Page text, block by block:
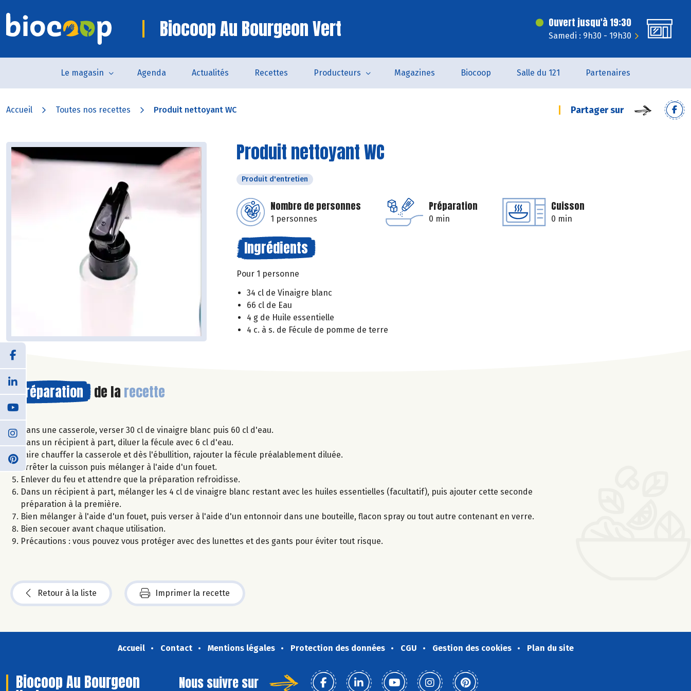
Biocoop Au Bourgeon Vert Ouvert jusqu'à 19:30
Samedi : 9h30 - 19h30
Le magasin Agenda Actualités Recettes Producteurs Magazines Biocoop Salle du 121 Partenaires
Accueil Toutes nos recettes Produit nettoyant WC Partager sur
Produit nettoyant WC
Produit d'entretien
Nombre de personnes
1 personnes
Préparation
0 min
Cuisson
0 min
Ingrédients
Pour 1 personne
34 cl de Vinaigre blanc
66 cl de Eau
4 g de Huile essentielle
4 c. à s. de Fécule de pomme de terre
Préparation de la recette
Dans une casserole, verser 30 cl de vinaigre blanc puis 60 cl d'eau.
Dans un récipient à part, diluer la fécule avec 6 cl d'eau.
Faire chauffer la casserole et dès l'ébullition, rajouter la fécule préalablement diluée.
Arrêter la cuisson puis mélanger à l'aide d'un fouet.
Enlever du feu et attendre que la préparation refroidisse.
Dans un récipient à part, mélanger les 4 cl de vinaigre blanc restant avec les huiles essentielles (facultatif), puis ajouter cette seconde
préparation à la première.
Bien mélanger à l'aide d'un fouet, puis verser à l'aide d'un entonnoir dans une bouteille, flacon spray ou tout autre contenant en verre.
Bien secouer avant chaque utilisation.
Précautions : vous pouvez vous protéger avec des lunettes et des gants pour éviter tout risque.
Retour à la liste Imprimer la recette
Accueil Contact Mentions légales Protection des données CGU Gestion des cookies Plan du site
Biocoop Au Bourgeon Nous suivre sur